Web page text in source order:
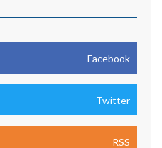
Facebook
Twitter
RSS